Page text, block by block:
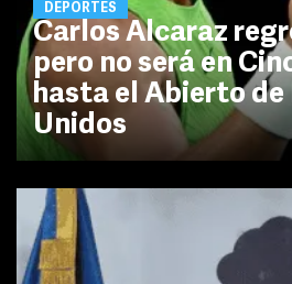
DEPORTES
Carlos Alcaraz
pero no será en
hasta el Abierto de
Unidos